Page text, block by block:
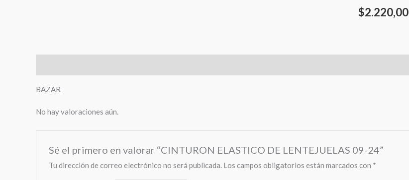
$2.220,00
BAZAR
No hay valoraciones aún.
Sé el primero en valorar “CINTURON ELASTICO DE LENTEJUELAS 09-24”
Tu dirección de correo electrónico no será publicada. Los campos obligatorios están marcados con *